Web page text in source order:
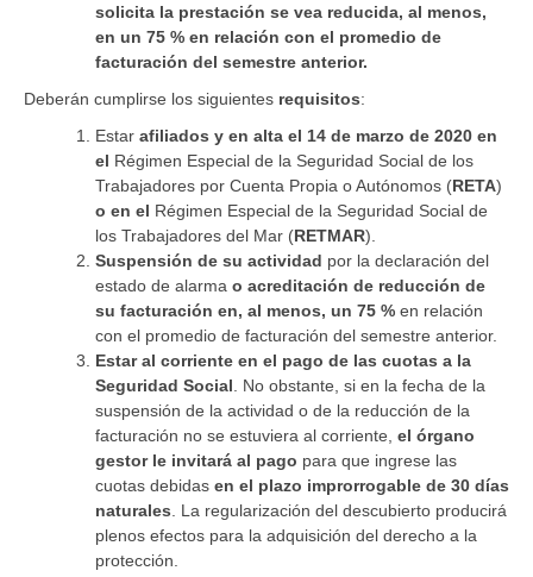
solicita la prestación se vea reducida, al menos,
en un 75 % en relación con el promedio de
facturación del semestre anterior.
Deberán cumplirse los siguientes requisitos:
Estar afiliados y en alta el 14 de marzo de 2020 en
el Régimen Especial de la Seguridad Social de los
Trabajadores por Cuenta Propia o Autónomos (RETA)
o en el Régimen Especial de la Seguridad Social de
los Trabajadores del Mar (RETMAR).
Suspensión de su actividad por la declaración del
estado de alarma o acreditación de reducción de
su facturación en, al menos, un 75 % en relación
con el promedio de facturación del semestre anterior.
Estar al corriente en el pago de las cuotas a la
Seguridad Social . No obstante, si en la fecha de la
suspensión de la actividad o de la reducción de la
facturación no se estuviera al corriente, el órgano
gestor le invitará al pago para que ingrese las
cuotas debidas en el plazo improrrogable de 30 días
naturales . La regularización del descubierto producirá
plenos efectos para la adquisición del derecho a la
protección.